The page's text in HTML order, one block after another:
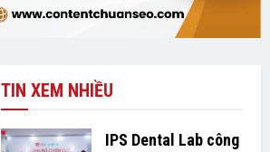
TIN XEM NHIỀU
IPS Dental Lab công